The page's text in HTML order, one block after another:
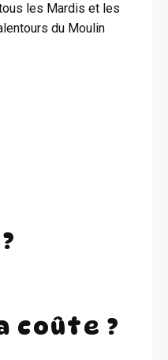
les Mardis et les
du Moulin
coûte ?